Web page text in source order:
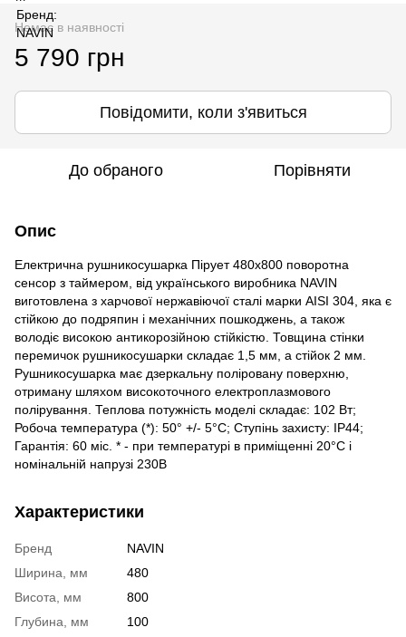
Немає в наявності
5 790 грн
Повідомити, коли з'явиться
До обраного Порівняти
Опис
Електрична рушникосушарка Пірует 480х800 поворотна
сенсор з таймером, від українського виробника NAVIN
виготовлена з харчової нержавіючої сталі марки AISI 304, яка є
стійкою до подряпин і механічних пошкоджень, а також
володіє високою антикорозійною стійкістю. Товщина стінки
перемичок рушникосушарки складає 1,5 мм, а стійок 2 мм.
Рушникосушарка має дзеркальну поліровану поверхню,
отриману шляхом високоточного електроплазмового
полірування. Теплова потужність моделі складає: 102 Вт;
Робоча температура (*): 50° +/- 5°C; Ступінь захисту: IP44;
Гарантія: 60 міс. * - при температурі в приміщенні 20°С і
номінальній напрузі 230В
Характеристики
Бренд
NAVIN
Ширина, мм
480
Висота, мм
800
Глубина, мм
100